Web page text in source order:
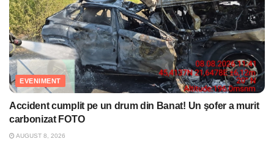
EVENIMENT
Accident cumplit pe un drum din Banat! Un şofer a murit
carbonizat FOTO
AUGUST 8, 2026